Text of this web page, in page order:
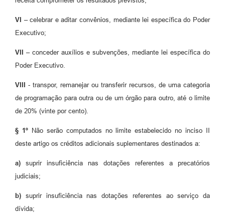
VI – celebrar e aditar convênios, mediante lei específica do Poder
Executivo;
VII – conceder auxílios e subvenções, mediante lei específica do
Poder Executivo.
VIII - transpor, remanejar ou transferir recursos, de uma categoria
de programação para outra ou de um órgão para outro, até o limite
de 20% (vinte por cento).
§ 1º Não serão computados no limite estabelecido no inciso II
deste artigo os créditos adicionais suplementares destinados a:
a) suprir insuficiência nas dotações referentes a precatórios
judiciais;
b) suprir insuficiência nas dotações referentes ao serviço da
dívida;